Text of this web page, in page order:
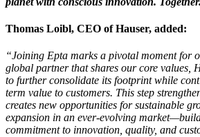
Thomas Loibl, CEO of Hauser, added:
“Joining Epta marks a pivotal moment for
global partner that shares our core values,
to further consolidate its footprint while
term value to customers. This step
creates new opportunities for sustainable
expansion in an ever-evolving
commitment to innovation, quality, and